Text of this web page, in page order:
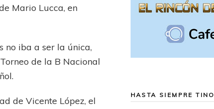
Mario Lucca, en
no iba a ser la única,
de la B Nacional
de Vicente López, el
HASTA SIEMPRE TINO